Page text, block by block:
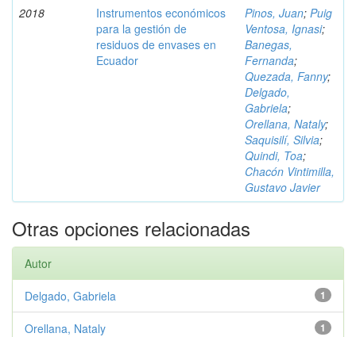
2018
Instrumentos económicos
para la gestión de
residuos de envases en
Ecuador
Pinos, Juan; Puig
Ventosa, Ignasi;
Banegas,
Fernanda;
Quezada, Fanny;
Delgado,
Gabriela;
Orellana, Nataly;
Saquisilí, Silvia;
Quindi, Toa;
Chacón Vintimilla,
Gustavo Javier
Otras opciones relacionadas
Autor
1
Delgado, Gabriela
1
Orellana, Nataly